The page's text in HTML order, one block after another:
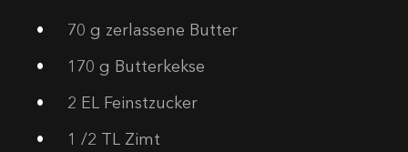
70 g zerlassene Butter
170 g Butterkekse
2 EL Feinstzucker
1 /2 TL Zimt